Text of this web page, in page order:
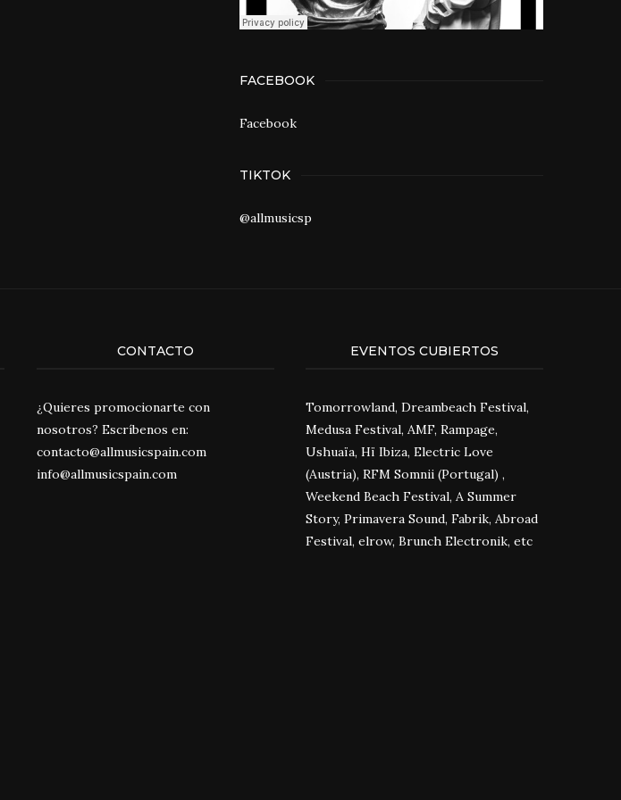
FACEBOOK
Facebook
TIKTOK
@allmusicsp
CONTACTO
¿Quieres promocionarte con
nosotros? Escríbenos en:
contacto@allmusicspain.com
info@allmusicspain.com
EVENTOS CUBIERTOS
Tomorrowland, Dreambeach Festival,
Medusa Festival, AMF, Rampage,
Ushuaïa, Hï Ibiza, Electric Love
(Austria), RFM Somnii (Portugal) ,
Weekend Beach Festival, A Summer
Story, Primavera Sound, Fabrik, Abroad
Festival, elrow, Brunch Electronik, etc